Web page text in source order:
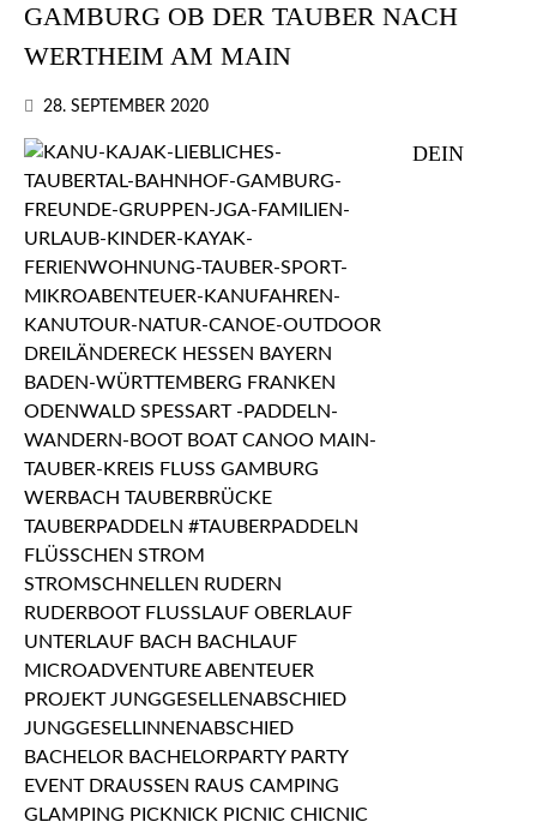
GAMBURG OB DER TAUBER NACH
WERTHEIM AM MAIN
28. SEPTEMBER 2020
DEIN